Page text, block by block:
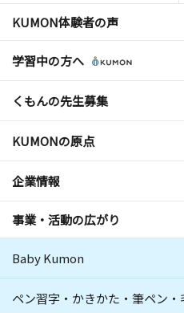
KUMON体験者の声
学習中の方へ
くもんの先生募集
KUMONの原点
企業情報
事業・活動の広がり
Baby Kumon
ペン習字・かきかた・筆ペン・